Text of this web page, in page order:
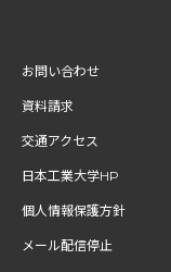
お問い合わせ
資料請求
交通アクセス
日本工業大学HP
個人情報保護方針
メール配信停止